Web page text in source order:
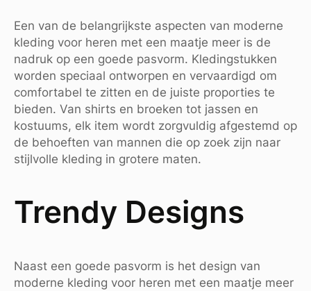
Een van de belangrijkste aspecten van moderne
kleding voor heren met een maatje meer is de
nadruk op een goede pasvorm. Kledingstukken
worden speciaal ontworpen en vervaardigd om
comfortabel te zitten en de juiste proporties te
bieden. Van shirts en broeken tot jassen en
kostuums, elk item wordt zorgvuldig afgestemd op
de behoeften van mannen die op zoek zijn naar
stijlvolle kleding in grotere maten.
Trendy Designs
Naast een goede pasvorm is het design van
moderne kleding voor heren met een maatje meer